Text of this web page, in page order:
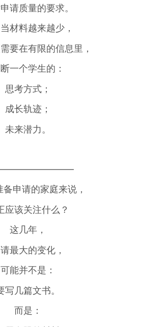
请质量的要求。
材料越来越少，
要在有限的信息里，
一个学生的：
思考方式；
成长轨迹；
未来潜力。
申请的家庭来说，
应该关注什么？
这几年，
最大的变化，
可能并不是：
写几篇文书。
而是：